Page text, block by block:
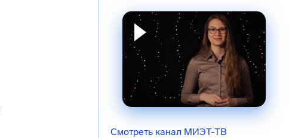
Смотреть канал МИЭТ-ТВ